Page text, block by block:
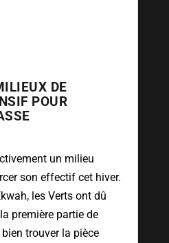
DE
POUR
un milieu
son effectif cet hiver.
les Verts ont dû
première partie de
trouver la pièce